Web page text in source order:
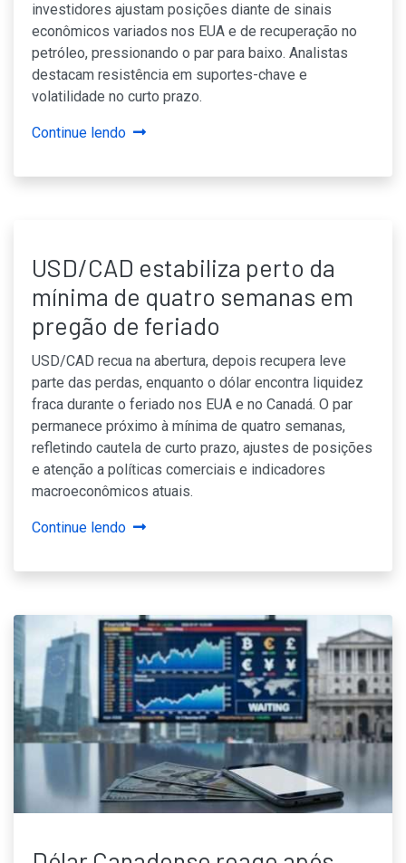
investidores ajustam posições diante de sinais
econômicos variados nos EUA e de recuperação no
petróleo, pressionando o par para baixo. Analistas
destacam resistência em suportes-chave e
volatilidade no curto prazo.
Continue lendo
USD/CAD estabiliza perto da
mínima de quatro semanas em
pregão de feriado
USD/CAD recua na abertura, depois recupera leve
parte das perdas, enquanto o dólar encontra liquidez
fraca durante o feriado nos EUA e no Canadá. O par
permanece próximo à mínima de quatro semanas,
refletindo cautela de curto prazo, ajustes de posições
e atenção a políticas comerciais e indicadores
macroeconômicos atuais.
Continue lendo